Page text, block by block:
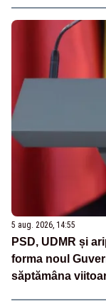
5 aug. 2026, 14:55
PSD, UDMR și
forma noul
săptămâna